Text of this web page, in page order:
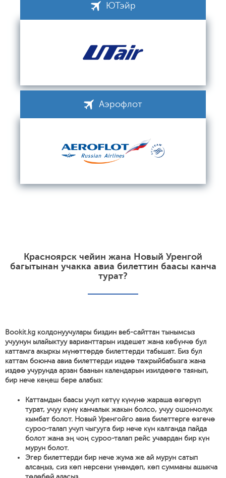
ЮТэйр
Аэрофлот
Красноярск чейин жана Новый Уренгой
багытынан учакка авиа билеттин баасы канча
турат?
Bookit.kg колдонуучулары биздин веб-сайттан тынымсыз
учуунун ылайыктуу варианттарын издешет жана көбүнчө бул
каттамга акыркы мүнөттөрдө билеттерди табышат. Биз бул
каттам боюнча авиа билеттерди издөө тажрыйбабызга жана
издөө учурунда арзан баанын календарын изилдөөгө таянып,
бир нече кеңеш бере алабыз:
Каттамдын баасы учуп кетүү күнүнө жараша өзгөрүп
турат, учуу күнү канчалык жакын болсо, учуу ошончолук
кымбат болот. Новый Уренгойго авиа билеттерге өзгөчө
суроо-талап учуп чыгууга бир нече күн калганда пайда
болот жана эң чоң суроо-талап рейс учаардан бир күн
мурун болот.
Эгер билеттерди бир нече жума же ай мурун сатып
алсаңыз, сиз көп нерсени үнөмдөп, көп сумманы ашыкча